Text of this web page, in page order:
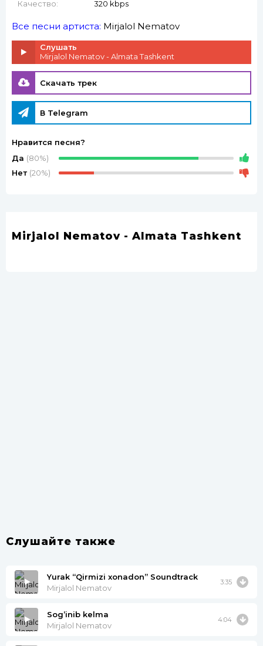
Качество:
320 kbps
Все песни артиста: Mirjalol Nematov
Слушать
Mirjalol Nematov - Almata Tashkent
Скачать трек
В Telegram
Нравится песня?
Да (80%)
Нет (20%)
Mirjalol Nematov - Almata Tashkent
Слушайте также
Yurak “Qirmizi xonadon” Soundtrack
Mirjalol Nematov
3:35
Sog’inib kelma
Mirjalol Nematov
4:04